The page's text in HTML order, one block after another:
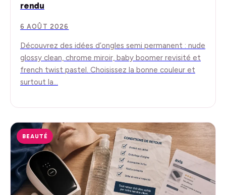
rendu
6 AOÛT 2026
Découvrez des idées d’ongles semi permanent : nude
glossy clean, chrome miroir, baby boomer revisité et
french twist pastel. Choisissez la bonne couleur et
surtout la…
BEAUTÉ